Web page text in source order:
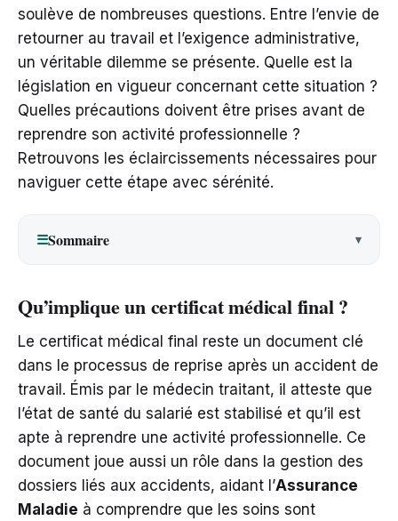
soulève de nombreuses questions. Entre l’envie de
retourner au travail et l’exigence administrative,
un véritable dilemme se présente. Quelle est la
législation en vigueur concernant cette situation ?
Quelles précautions doivent être prises avant de
reprendre son activité professionnelle ?
Retrouvons les éclaircissements nécessaires pour
naviguer cette étape avec sérénité.
☰Sommaire
Qu’implique un certificat médical final ?
Le certificat médical final reste un document clé
dans le processus de reprise après un accident de
travail. Émis par le médecin traitant, il atteste que
l’état de santé du salarié est stabilisé et qu’il est
apte à reprendre une activité professionnelle. Ce
document joue aussi un rôle dans la gestion des
dossiers liés aux accidents, aidant l’Assurance
Maladie à comprendre que les soins sont